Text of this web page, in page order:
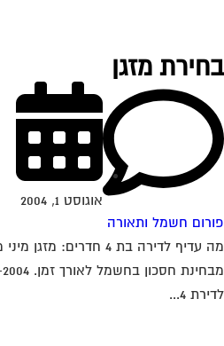
מזגן
חשמל ותאורה
אוגוסט 1, 2004
מה עדיף לדירה בת 4 חדרים:
4...